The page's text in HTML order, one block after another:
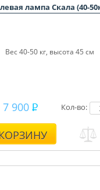
лампа Скала (40-
Вес 40-50 кг, высота 45 см
7 900
Кол-во: